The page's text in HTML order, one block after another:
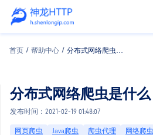
首页 / 帮助中心 /
分布式网络爬虫是什么
发布时间：2021-02-19 01:48:07
网页爬虫 Java爬虫 爬虫代理 网络爬虫